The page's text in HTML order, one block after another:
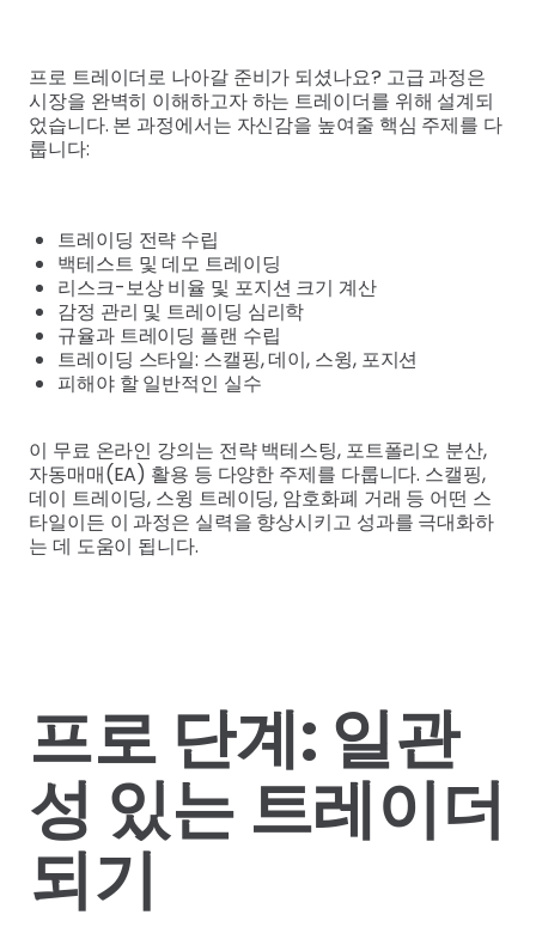
프로 트레이더로 나아갈 준비가 되셨나요? 고급 과정은
시장을 완벽히 이해하고자 하는 트레이더를 위해 설계되
었습니다. 본 과정에서는 자신감을 높여줄 핵심 주제를 다
룹니다:
트레이딩 전략 수립
백테스트 및 데모 트레이딩
리스크-보상 비율 및 포지션 크기 계산
감정 관리 및 트레이딩 심리학
규율과 트레이딩 플랜 수립
트레이딩 스타일: 스캘핑, 데이, 스윙, 포지션
피해야 할 일반적인 실수
이 무료 온라인 강의는 전략 백테스팅, 포트폴리오 분산,
자동매매(EA) 활용 등 다양한 주제를 다룹니다. 스캘핑,
데이 트레이딩, 스윙 트레이딩, 암호화폐 거래 등 어떤 스
타일이든 이 과정은 실력을 향상시키고 성과를 극대화하
는 데 도움이 됩니다.
프로 단계: 일관
성 있는 트레이더
되기